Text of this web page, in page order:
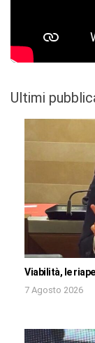
Ultimi
Viabilità, le
7 Agosto 2026